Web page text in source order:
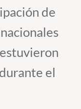
de
el